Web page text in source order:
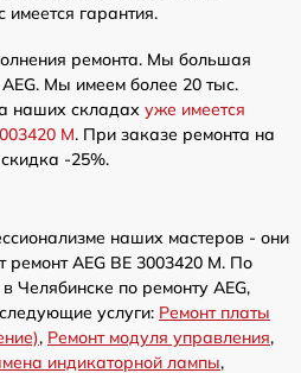
гарантия.
ремонта. Мы большая
AEG. Мы имеем более 20 тыс.
наших складах уже имеется
M. При заказе ремонта на
-25%.
наших мастеров - они
ремонт AEG BE 3003420 M. По
Челябинске по ремонту AEG,
услуги: Ремонт платы
, Ремонт модуля управления,
индикаторной лампы,